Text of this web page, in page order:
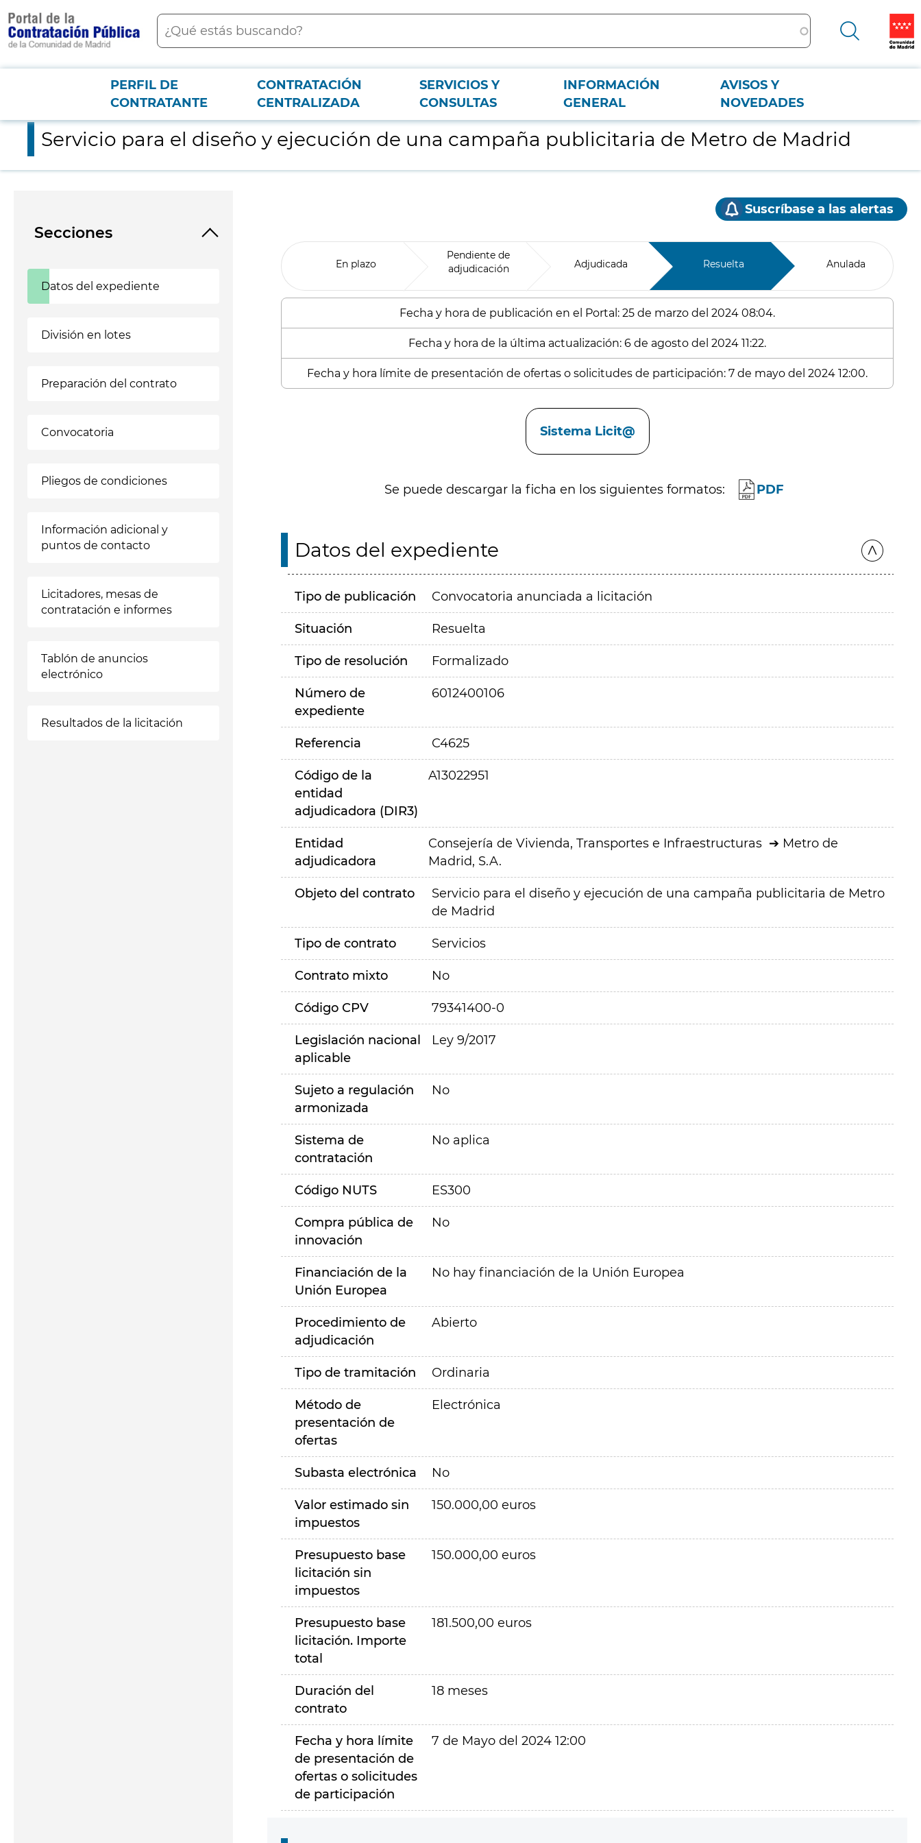
contenido
principal
Buscar
Menú PCON
PERFIL DE
CONTRATANTE
CONTRATACIÓN
CENTRALIZADA
SERVICIOS Y
CONSULTAS
INFORMACIÓN
GENERAL
AVISOS Y
NOVEDADES
Servicio para el diseño y ejecución de una campaña publicitaria de Metro de Madrid
Servicio para el diseño y ejecución de una campaña publicitaria de Metro de Madrid
Secciones
Datos del expediente
División en lotes
Preparación del contrato
Convocatoria
Pliegos de condiciones
Información adicional y
puntos de contacto
Licitadores, mesas de
contratación e informes
Tablón de anuncios
electrónico
Resultados de la licitación
Suscríbase a las alertas
En plazo
Pendiente de
adjudicación
Adjudicada Resuelta Anulada
Fecha y hora de publicación en el Portal: 25 de marzo del 2024 08:04.
Fecha y hora de la última actualización: 6 de agosto del 2024 11:22.
Fecha y hora límite de presentación de ofertas o solicitudes de participación: 7 de mayo del 2024 12:00.
Sistema Licit@
Se puede descargar la ficha en los siguientes formatos: PDF
Datos del expediente
Tipo de publicación Convocatoria anunciada a licitación
Situación Resuelta
Tipo de resolución Formalizado
Número de
expediente
6012400106
Referencia C4625
Código de la
entidad
adjudicadora (DIR3)
A13022951
Entidad
adjudicadora
Consejería de Vivienda, Transportes e Infraestructuras
Metro de
Madrid, S.A.
Objeto del contrato
Servicio para el diseño y ejecución de una campaña publicitaria de Metro
de Madrid
Tipo de contrato Servicios
Contrato mixto No
Código CPV 79341400-0
Legislación nacional
aplicable
Ley 9/2017
Sujeto a regulación
armonizada
No
Sistema de
contratación
No aplica
Código NUTS ES300
Compra pública de
innovación
No
Financiación de la
Unión Europea
No hay financiación de la Unión Europea
Procedimiento de
adjudicación
Abierto
Tipo de tramitación Ordinaria
Método de
presentación de
ofertas
Electrónica
Subasta electrónica No
Valor estimado sin
impuestos
150.000,00 euros
Presupuesto base
licitación sin
impuestos
150.000,00 euros
Presupuesto base
licitación. Importe
total
181.500,00 euros
Duración del
contrato
18 meses
Fecha y hora límite
de presentación de
ofertas o solicitudes
de participación
7 de Mayo del 2024 12:00